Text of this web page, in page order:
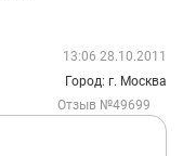
13:06 28.10.2011
Город: г. Москва
Отзыв №49699